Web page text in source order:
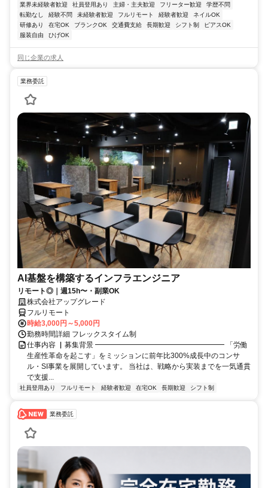
業界未経験者歓迎 社員登用あり 主婦・主夫歓迎 フリーター歓迎
学歴不問
転勤なし
経験不問 未経験者歓迎 フルリモート 経験者歓迎
ネイルOK
研修あり
在宅OK ブランクOK 交通費支給 長期歓迎 シフト制
ピアスOK
服装自由
ひげOK
同じ企業の求人
業務委託
AI基盤を構築するインフラエンジニア
リモート◎｜週15h〜・副業OK
株式会社アップグレード
フルリモート
時給3,000円～5,000円
勤務時間詳細 フレックスタイム制
仕事内容 ▏募集背景 ━━━━━━━━━━━━━━━━━━ 「労働
生産性革命を起こす」をミッションに前年比300%成長中のコンサ
ル・SI事業を展開しています。 当社は、戦略から実装までを一気通貫
で支援...
社員登用あり フルリモート 経験者歓迎 在宅OK 長期歓迎 シフト制
業務委託